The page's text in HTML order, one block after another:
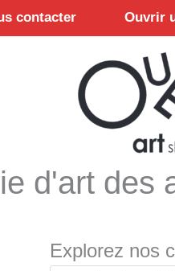
contacter Ouvrir
d'art des
Explorez nos